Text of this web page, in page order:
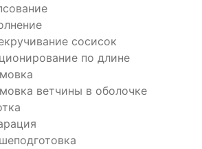
сосисок
по длине
ветчины в оболочке